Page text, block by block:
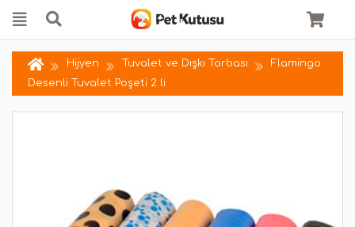
Hijyen Tuvalet ve Dışkı Torbası
Flamingo
Desenli Tuvalet Poşeti 2 li